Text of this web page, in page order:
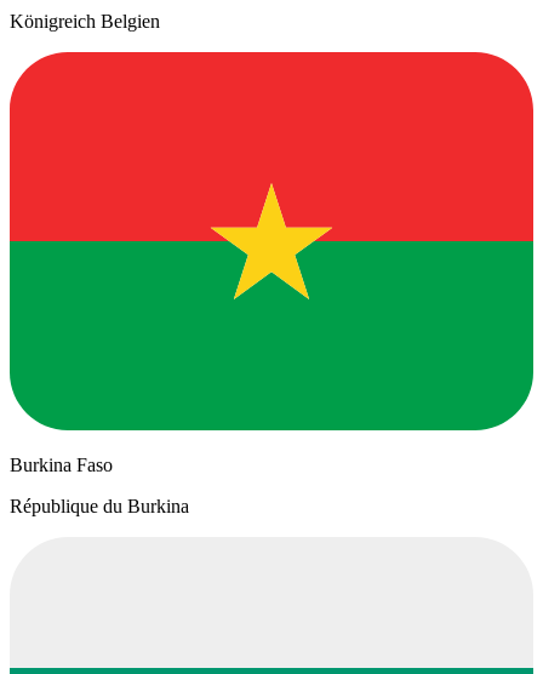
Königreich Belgien
Burkina Faso
République du Burkina